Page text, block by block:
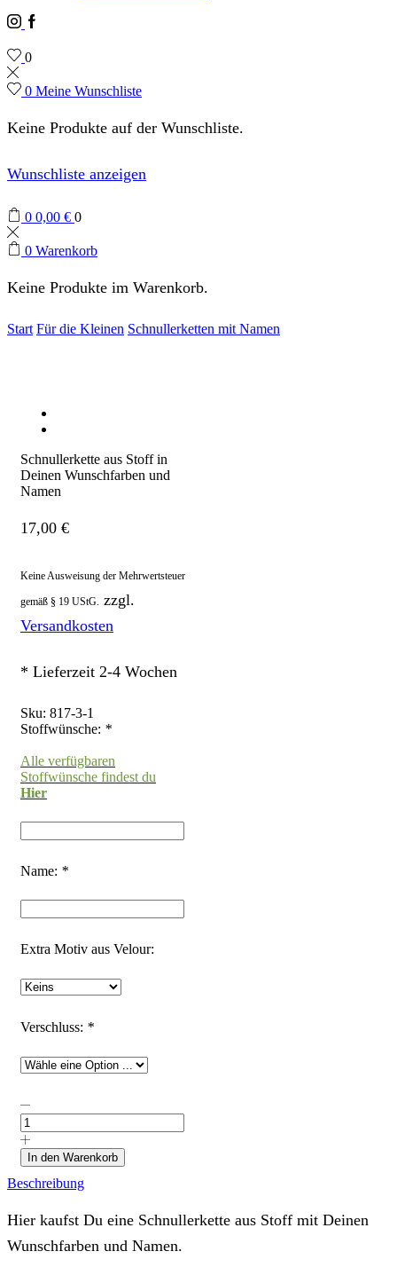
Instagram
Facebook
0
0 Meine Wunschliste
Keine Produkte auf der Wunschliste.
Wunschliste anzeigen
0 0,00 € 0
0 Warenkorb
Keine Produkte im Warenkorb.
Start Für die Kleinen Schnullerketten mit Namen
Schnullerkette aus Stoff in
Deinen Wunschfarben und
Namen
17,00 €
Keine Ausweisung der Mehrwertsteuer
gemäß § 19 UStG. zzgl.
Versandkosten
* Lieferzeit 2-4 Wochen
Sku: 817-3-1
Stoffwünsche: *
Alle verfügbaren
Stoffwünsche findest du
Hier
Name: *
Extra Motiv aus Velour:
Verschluss: *
Schnullerkette
Stoff
in
Deinen
Wunschfarben
Namen
In den Warenkorb
Beschreibung
Hier kaufst Du eine Schnullerkette aus Stoff mit Deinen
Wunschfarben und Namen.